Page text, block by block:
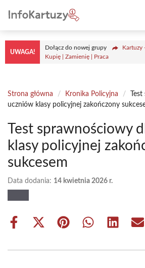
treści
UWAGA!
Dołącz do nowej grupy
Kartuzy
Kupię | Zamienię | Praca
Strona główna / Kronika Policyjna /
uczniów klasy policyjnej zakończony
Test sprawnościowy
klasy policyjnej
sukcesem
Data dodania: 14 kwietnia 2026 r.
Share
Share
(Twitter)
Share Share Share